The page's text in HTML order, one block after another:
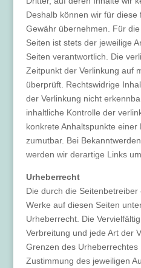
Deshalb können wir für
Gewähr übernehmen. Für
Seiten ist stets der jeweilige
Seiten verantwortlich. Die
Zeitpunkt der Verlinkung auf
überprüft. Rechtswidrige
der Verlinkung nicht
inhaltliche Kontrolle der
konkrete Anhaltspunkte
zumutbar. Bei
werden wir derartige Links
Urheberrecht
Die durch die
Werke auf diesen Seiten
Urheberrecht. Die
Verbreitung und jede Art der
Grenzen des
Zustimmung des jeweiligen